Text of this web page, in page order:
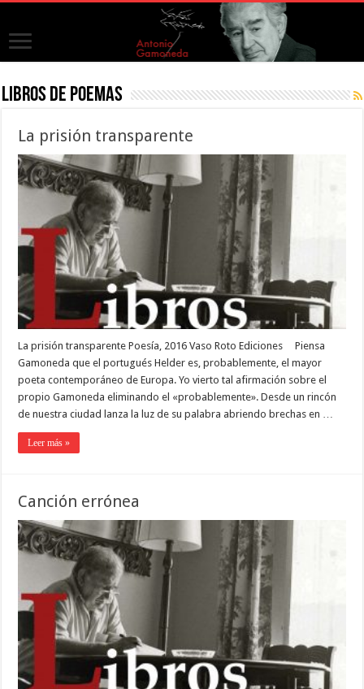
Libros de poemas
La prisión transparente
La prisión transparente Poesía, 2016 Vaso Roto Ediciones Piensa
Gamoneda que el portugués Helder es, probablemente, el mayor
poeta contemporáneo de Europa. Yo vierto tal afirmación sobre el
propio Gamoneda eliminando el «probablemente». Desde un rincón
de nuestra ciudad lanza la luz de su palabra abriendo brechas en …
Leer más »
Canción errónea